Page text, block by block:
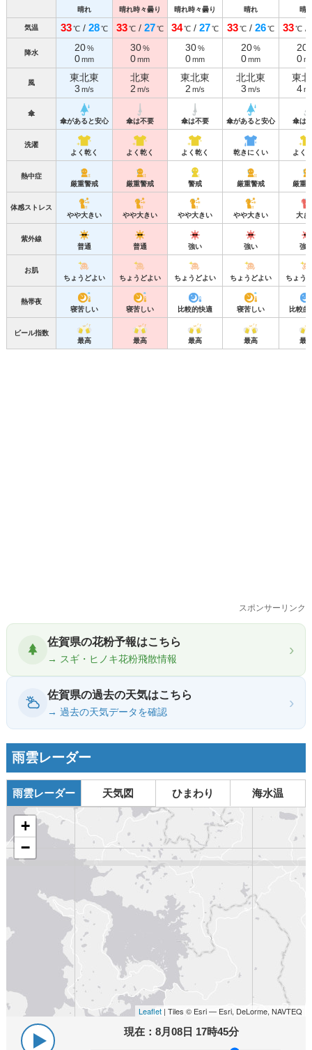
晴れ 晴れ時々曇り 晴れ時々曇り 晴れ 晴
気温 33℃/ 28℃ 33℃/ 27℃ 34℃/ 27℃ 33℃/ 26℃ 33℃/
降水 20%
0mm
30%
0mm
30%
0mm
20%
0mm
20
0
風
東北東
3 m/s
北東
2 m/s
東北東
2 m/s
北北東
3 m/s
東
4
傘
傘があると安心
傘は不要 傘は不要 傘があると安心 傘は
洗濯
よく乾く
よく乾く よく乾く 乾きにくい よく
熱中症
厳重警戒
厳重警戒 警戒 厳重警戒 厳重
体感ストレス
やや大きい
やや大きい やや大きい やや大きい 大き
紫外線
普通
普通 強い 強い 強
お肌
ちょうどよい
ちょうどよい ちょうどよい ちょうどよい ちょう
熱帯夜
寝苦しい
寝苦しい 比較的快適 寝苦しい 比較的
ビール指数
最高
最高 最高 最高 最
スポンサーリンク
佐賀県の花粉予報はこちら
→ スギ・ヒノキ花粉飛散情報
›
佐賀県の過去の天気はこちら
→ 過去の天気データを確認
›
雨雲レーダー
雨雲レーダー 天気図 ひまわり 海水温
+
−
Leaflet | Tiles © Esri — Esri, DeLorme, NAVTEQ
現在：8月08日 17時45分